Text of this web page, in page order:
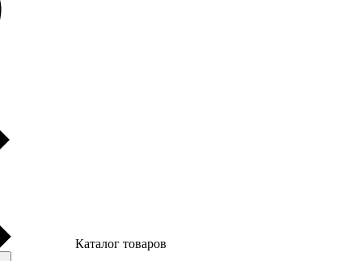
Каталог товаров